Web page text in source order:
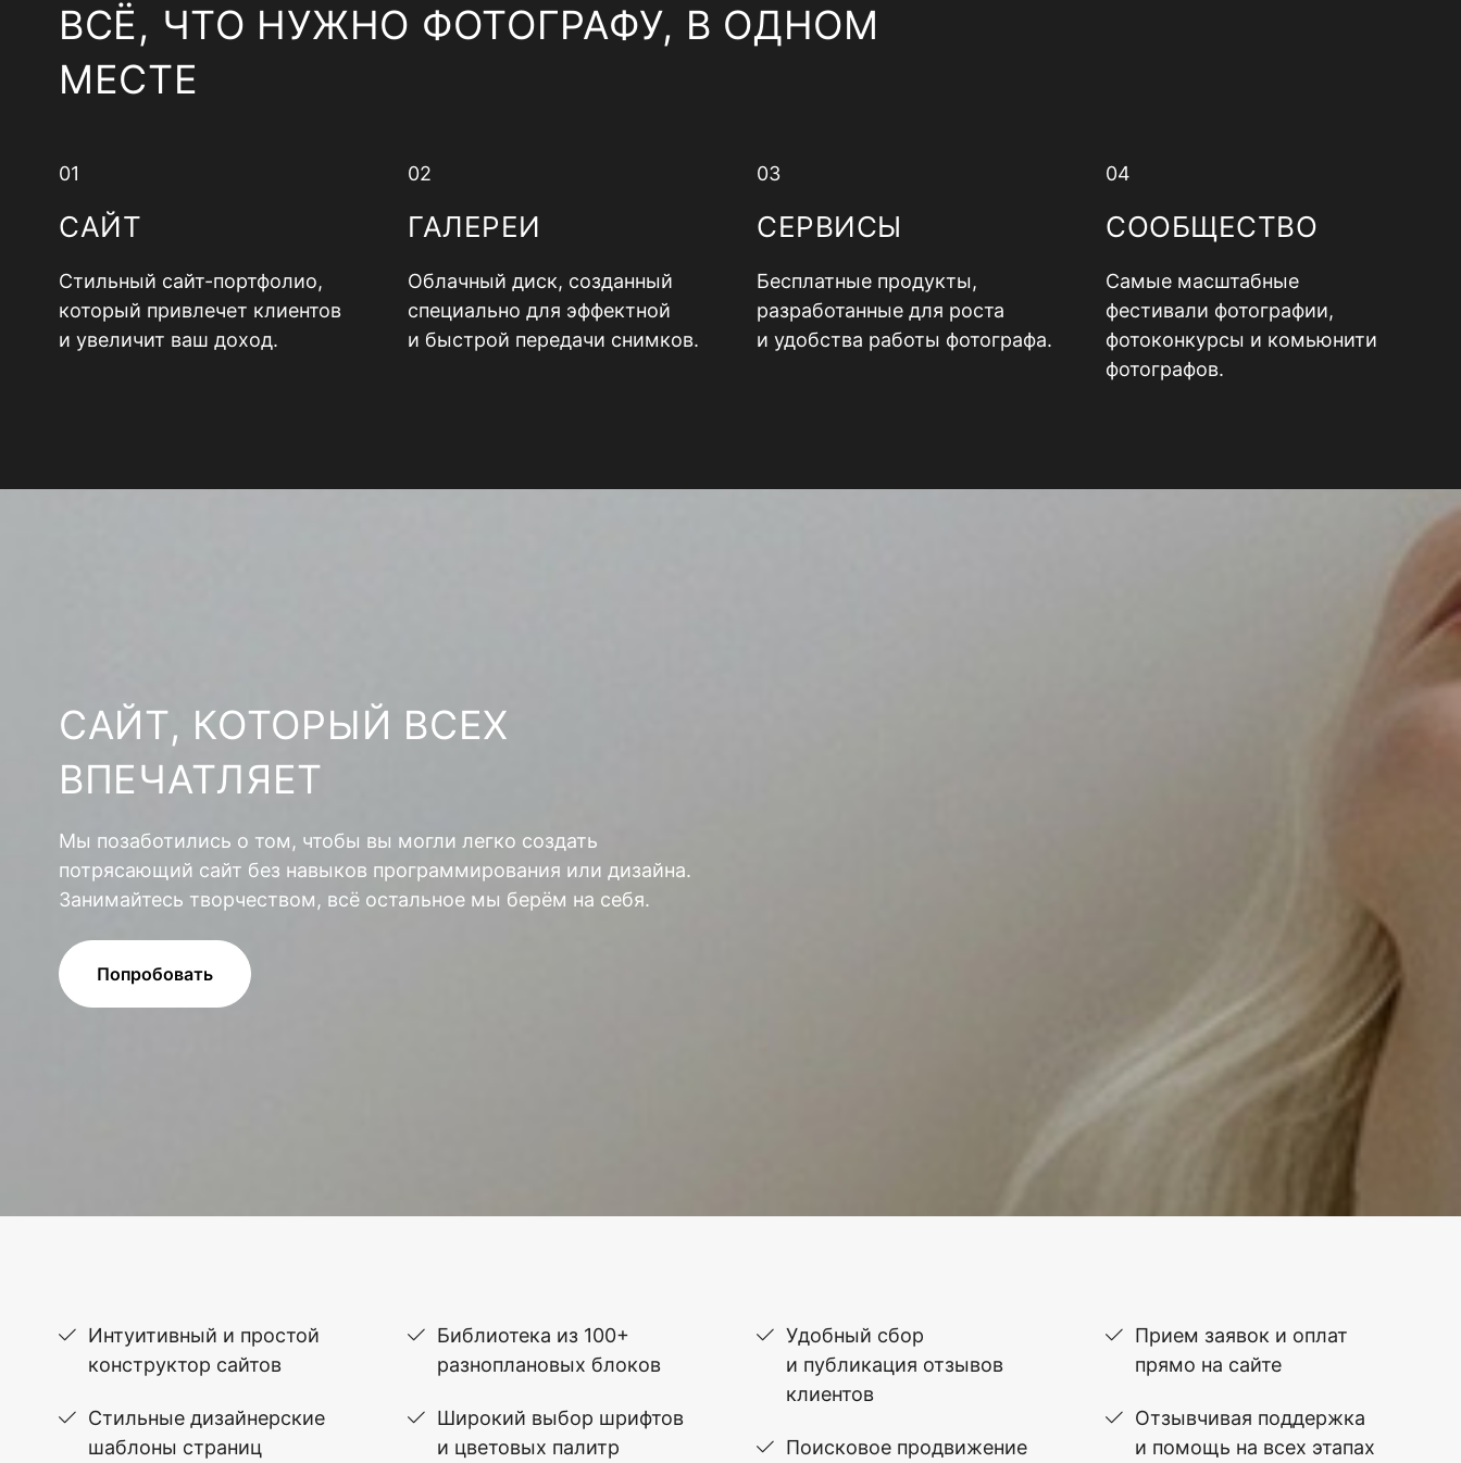
ВСЁ, ЧТО НУЖНО ФОТОГРАФУ, В ОДНОМ
МЕСТЕ
01
САЙТ
Стильный сайт-портфолио,
который привлечет клиентов
и увеличит ваш доход.
02
ГАЛЕРЕИ
Облачный диск, созданный
специально для эффектной
и быстрой передачи снимков.
03
СЕРВИСЫ
Бесплатные продукты,
разработанные для роста
и удобства работы фотографа.
04
СООБЩЕСТВО
Самые масштабные
фестивали фотографии,
фотоконкурсы и комьюнити
фотографов.
САЙТ, КОТОРЫЙ ВСЕХ
ВПЕЧАТЛЯЕТ
Мы позаботились о том, чтобы вы могли легко создать
потрясающий сайт без навыков программирования или дизайна.
Занимайтесь творчеством, всё остальное мы берём на себя.
Попробовать
Интуитивный и простой
конструктор сайтов
Стильные дизайнерские
шаблоны страниц
Библиотека из 100+
разноплановых блоков
Широкий выбор шрифтов
и цветовых палитр
Удобный сбор
и публикация отзывов
клиентов
Поисковое продвижение
Прием заявок и оплат
прямо на сайте
Отзывчивая поддержка
и помощь на всех этапах